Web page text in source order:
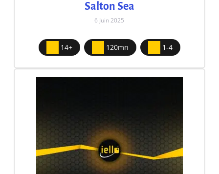
Salton Sea
6 Juin 2025
14+ 120mn 1-4